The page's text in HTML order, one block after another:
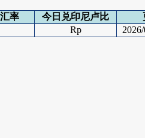
率 今日兑印尼卢比
Rp